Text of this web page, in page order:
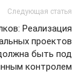
Следующая статья
Реализация
проектов
быть под
контролем